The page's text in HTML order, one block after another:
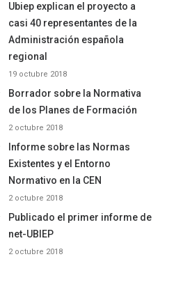
Ubiep explican el proyecto a
casi 40 representantes de la
Administración española
regional
19 octubre 2018
Borrador sobre la Normativa
de los Planes de Formación
2 octubre 2018
Informe sobre las Normas
Existentes y el Entorno
Normativo en la CEN
2 octubre 2018
Publicado el primer informe de
net-UBIEP
2 octubre 2018